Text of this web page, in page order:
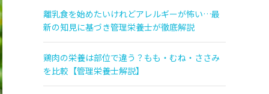
離乳食を始めたいけれどアレルギーが怖い…最
新の知見に基づき管理栄養士が徹底解説
鶏肉の栄養は部位で違う？もも・むね・ささみ
を比較【管理栄養士解説】